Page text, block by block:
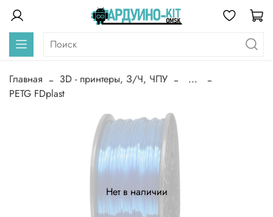
Главная 3D - принтеры, З/Ч, ЧПУ
...
PETG FDplast
Нет в наличии